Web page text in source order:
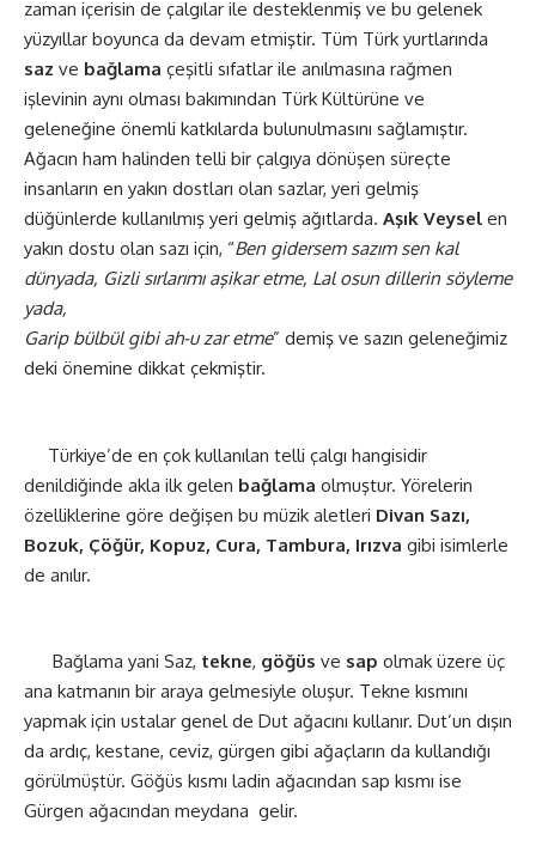
zaman içerisin de çalgılar ile desteklenmiş ve bu gelenek
yüzyıllar boyunca da devam etmiştir. Tüm Türk yurtlarında
saz ve bağlama çeşitli sıfatlar ile anılmasına rağmen
işlevinin aynı olması bakımından Türk Kültürüne ve
geleneğine önemli katkılarda bulunulmasını sağlamıştır.
Ağacın ham halinden telli bir çalgıya dönüşen süreçte
insanların en yakın dostları olan sazlar, yeri gelmiş
düğünlerde kullanılmış yeri gelmiş ağıtlarda. Aşık Veysel en
yakın dostu olan sazı için, “Ben gidersem sazım sen kal
dünyada, Gizli sırlarımı aşikar etme, Lal osun dillerin söyleme
yada,
Garip bülbül gibi ah-u zar etme” demiş ve sazın geleneğimiz
deki önemine dikkat çekmiştir.
Türkiye’de en çok kullanılan telli çalgı hangisidir
denildiğinde akla ilk gelen bağlama olmuştur. Yörelerin
özelliklerine göre değişen bu müzik aletleri Divan Sazı,
Bozuk, Çöğür, Kopuz, Cura, Tambura, Irızva gibi isimlerle
de anılır.
Bağlama yani Saz, tekne, göğüs ve sap olmak üzere üç
ana katmanın bir araya gelmesiyle oluşur. Tekne kısmını
yapmak için ustalar genel de Dut ağacını kullanır. Dut’un dışın
da ardıç, kestane, ceviz, gürgen gibi ağaçların da kullandığı
görülmüştür. Göğüs kısmı ladin ağacından sap kısmı ise
Gürgen ağacından meydana gelir.